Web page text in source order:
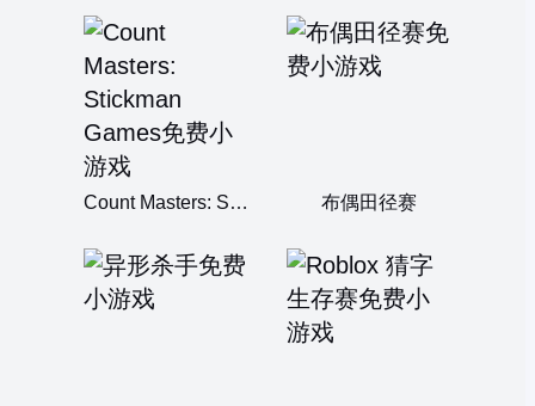
Count Masters: Stickman Games 布偶田径赛